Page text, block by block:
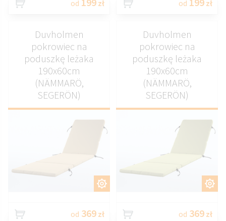
od zł od zł
Duvholmen
pokrowiec na
poduszkę leżaka
190x60cm
(NÄMMARÖ,
SEGERÖN)
od 369 zł
Duvholmen
pokrowiec na
poduszkę leżaka
190x60cm
(NÄMMARÖ,
SEGERÖN)
od 369 zł